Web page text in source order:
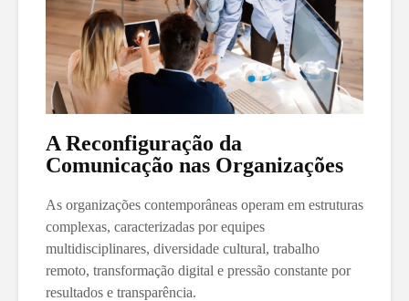
A Reconfiguração da
Comunicação nas Organizações
As organizações contemporâneas operam em estruturas
complexas, caracterizadas por equipes
multidisciplinares, diversidade cultural, trabalho
remoto, transformação digital e pressão constante por
resultados e transparência.